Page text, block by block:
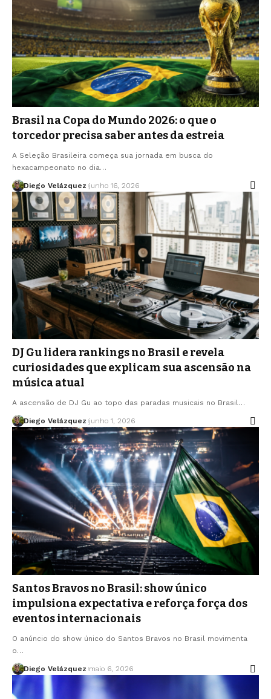
Brasil na Copa do Mundo 2026: o que o
torcedor precisa saber antes da estreia
A Seleção Brasileira começa sua jornada em busca do
hexacampeonato no dia…
Diego Velázquez junho 16, 2026
DJ Gu lidera rankings no Brasil e revela
curiosidades que explicam sua ascensão na
música atual
A ascensão de DJ Gu ao topo das paradas musicais no Brasil…
Diego Velázquez junho 1, 2026
Santos Bravos no Brasil: show único
impulsiona expectativa e reforça força dos
eventos internacionais
O anúncio do show único do Santos Bravos no Brasil movimenta
o…
Diego Velázquez maio 6, 2026